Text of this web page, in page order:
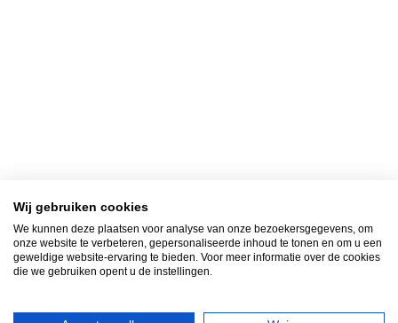
Wij gebruiken cookies
We kunnen deze plaatsen voor analyse van onze bezoekersgegevens, om
onze website te verbeteren, gepersonaliseerde inhoud te tonen en om u een
geweldige website-ervaring te bieden. Voor meer informatie over de cookies
die we gebruiken opent u de instellingen.